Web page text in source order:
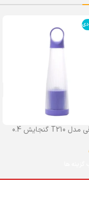
شیکر برقی مدل T210 گنجایش 0.4